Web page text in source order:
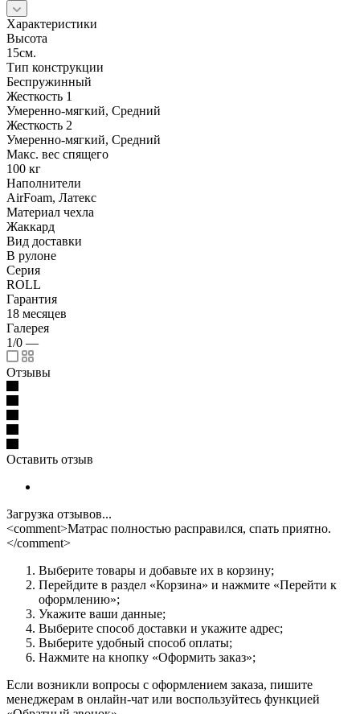
Характеристики
Высота
15см.
Тип конструкции
Беспружинный
Жесткость 1
Умеренно-мягкий, Средний
Жесткость 2
Умеренно-мягкий, Средний
Макс. вес спящего
100 кг
Наполнители
AirFoam, Латекс
Материал чехла
Жаккард
Вид доставки
В рулоне
Серия
ROLL
Гарантия
18 месяцев
Галерея
1/0 —
Отзывы
Оставить отзыв
Загрузка отзывов...
<comment>Матрас полностью расправился, спать приятно.
</comment>
Выберите товары и добавьте их в корзину;
Перейдите в раздел «Корзина» и нажмите «Перейти к
оформлению»;
Укажите ваши данные;
Выберите способ доставки и укажите адрес;
Выберите удобный способ оплаты;
Нажмите на кнопку «Оформить заказ»;
Если возникли вопросы с оформлением заказа, пишите
менеджерам в онлайн-чат или воспользуйтесь функцией